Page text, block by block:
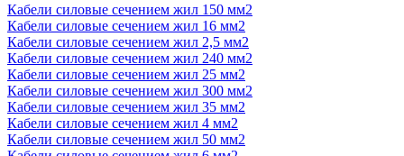
Кабели силовые сечением жил 150 мм2
Кабели силовые сечением жил 16 мм2
Кабели силовые сечением жил 2,5 мм2
Кабели силовые сечением жил 240 мм2
Кабели силовые сечением жил 25 мм2
Кабели силовые сечением жил 300 мм2
Кабели силовые сечением жил 35 мм2
Кабели силовые сечением жил 4 мм2
Кабели силовые сечением жил 50 мм2